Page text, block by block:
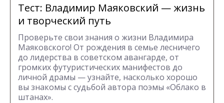
Тест: Владимир Маяковский — жизнь
и творческий путь
Проверьте свои знания о жизни Владимира
Маяковского! От рождения в семье лесничего
до лидерства в советском авангарде, от
громких футуристических манифестов до
личной драмы — узнайте, насколько хорошо
вы знакомы с судьбой автора поэмы «Облако в
штанах».